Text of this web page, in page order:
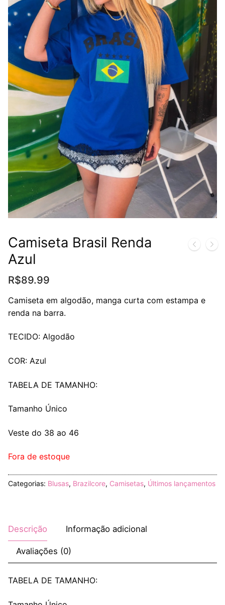
Camiseta Brasil Renda
Azul
R$89.99
Camiseta em algodão, manga curta com estampa e
renda na barra.
TECIDO: Algodão
COR: Azul
TABELA DE TAMANHO:
Tamanho Único
Veste do 38 ao 46
Fora de estoque
Categorias: Blusas, Brazilcore, Camisetas, Últimos lançamentos
Descrição Informação adicional
Avaliações (0)
TABELA DE TAMANHO: